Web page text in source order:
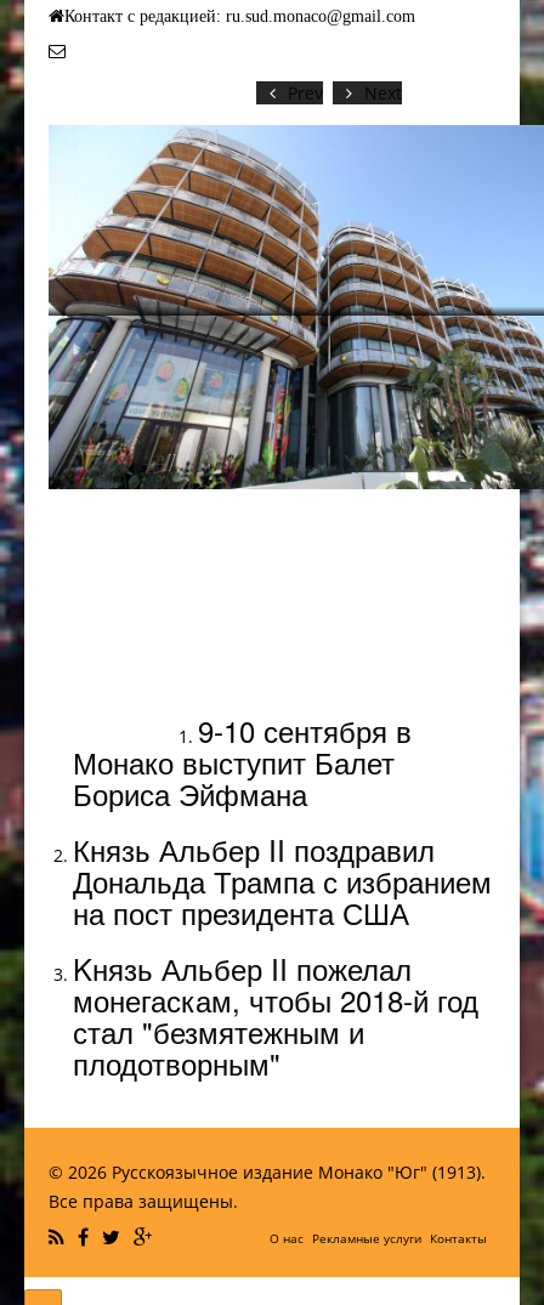
Контакт с редакцией: ru.sud.monaco@gmail.com
Prev Next
9-10 сентября в
Монако выступит Балет
Бориса Эйфмана
Князь Альбер II поздравил
Дональда Трампа с избранием
на пост президента США
Kнязь Альбер II пожелал
монегаскам, чтобы 2018-й год
стал "безмятежным и
плодотворным"
© 2026 Русскоязычное издание Монако "Юг" (1913).
Все права защищены.
О нас Рекламные услуги Контакты